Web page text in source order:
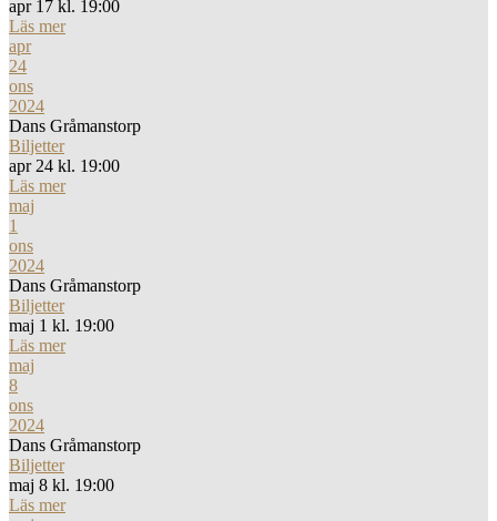
apr 17 kl. 19:00
Läs mer
apr
24
ons
2024
Dans Gråmanstorp
Biljetter
apr 24 kl. 19:00
Läs mer
maj
1
ons
2024
Dans Gråmanstorp
Biljetter
maj 1 kl. 19:00
Läs mer
maj
8
ons
2024
Dans Gråmanstorp
Biljetter
maj 8 kl. 19:00
Läs mer